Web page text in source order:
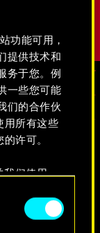
功能可用，
提供技术和
务于您。例
一些您可能
们的合作伙
用所有这些
许可。
我们使用
继续，请点
画集